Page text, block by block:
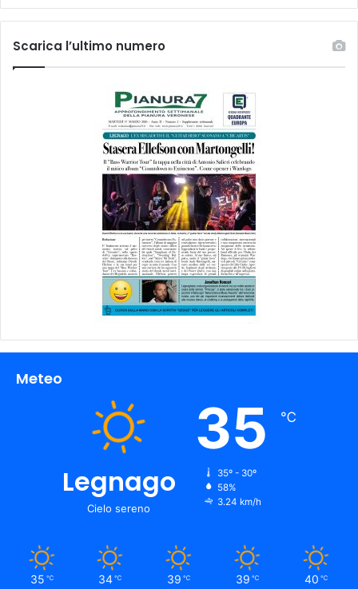
Scarica l’ultimo numero
Meteo
Legnago
Cielo sereno
35 ℃
35º - 30º
58%
3.24 km/h
35 ℃ 34 ℃ 39 ℃ 39 ℃ 40 ℃